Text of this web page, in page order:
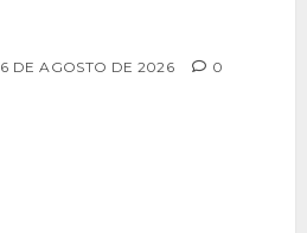
6 DE AGOSTO DE 2026 0